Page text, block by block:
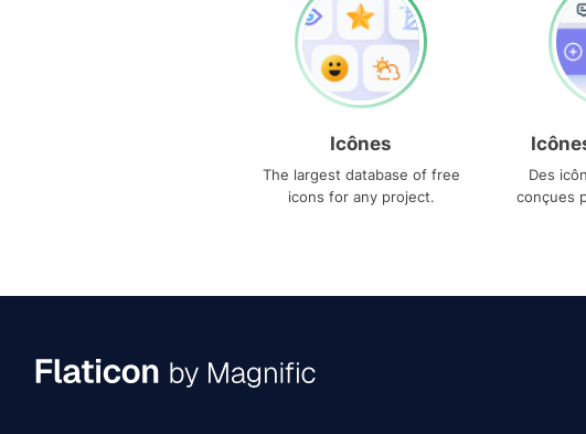
Icônes
The largest database of free
icons for any project.
Des
conçues